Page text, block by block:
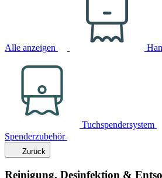
Alle anzeigen
Tuchspendersystem
Spenderzubehör
Zurück
Reinigung, Desinfektion &